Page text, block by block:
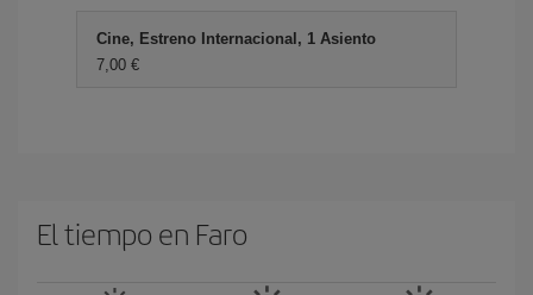
Cine, Estreno Internacional, 1 Asiento
7,00 €
El tiempo en Faro